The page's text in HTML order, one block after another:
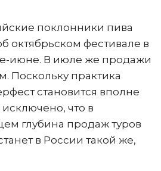
поклонники пива
октябрьском фестивале в
июне. В июле же продажи
Поскольку практика
становится вполне
что в
глубина продаж туров
в России такой же,